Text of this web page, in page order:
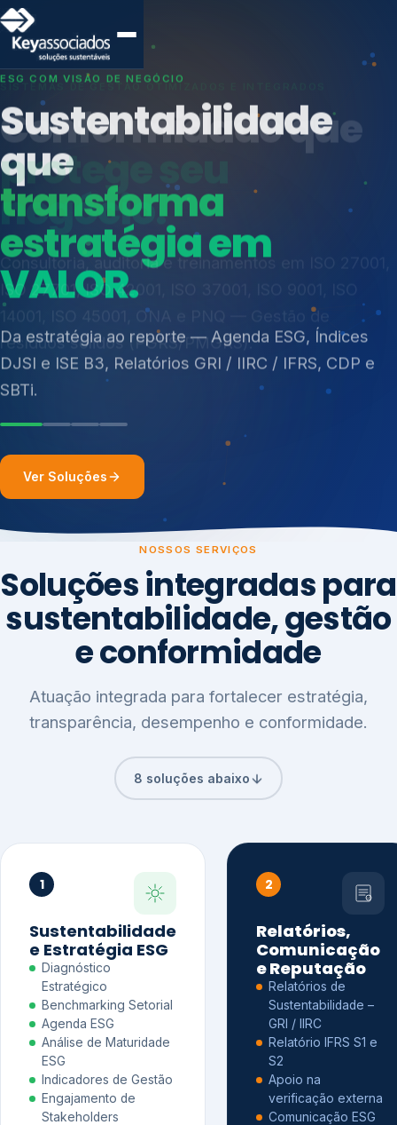
SISTEMAS DE GESTÃO OTIMIZADOS E INTEGRADOS
Conformidade que
protege seu
negócio.
Consultoria, auditoria e treinamentos em ISO 27001,
ISO 27701, ISO 42001, ISO 37001, ISO 9001, ISO
14001, ISO 45001, ONA e PNQ — Gestão de
resíduos sólidos (PGRS/PMGRS).
Índices de Mercado
Mudanças Climáticas
Reputação e Cadeia
Reporte Regulatório
Ver Soluções
NOSSOS SERVIÇOS
Soluções integradas para
sustentabilidade, gestão
e conformidade
Atuação integrada para fortalecer estratégia,
transparência, desempenho e conformidade.
8 soluções abaixo
1
Sustentabilidade
e Estratégia ESG
Diagnóstico
Estratégico
Benchmarking Setorial
Agenda ESG
Análise de Maturidade
ESG
Indicadores de Gestão
Engajamento de
Stakeholders
2
Relatórios,
Comunicação
e Reputação
Relatórios de
Sustentabilidade –
GRI / IIRC
Relatório IFRS S1 e
S2
Apoio na
verificação externa
Comunicação ESG